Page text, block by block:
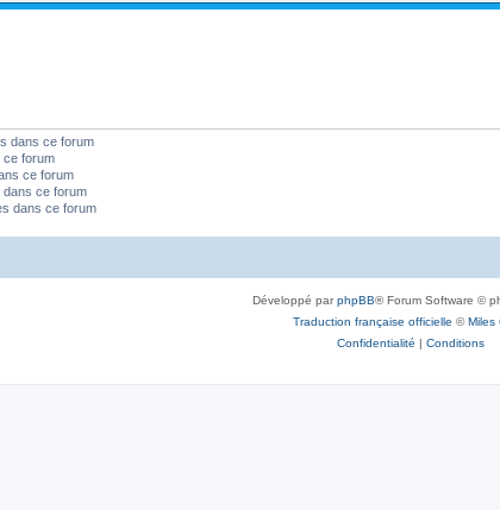
dans ce forum
ce forum
ce forum
ce forum
dans ce forum
Développé parphpBB® Forum Software ©
Traduction française officielle ©Miles
Confidentialité | Conditions